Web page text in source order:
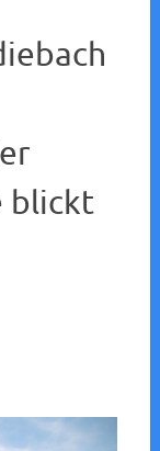
blickt